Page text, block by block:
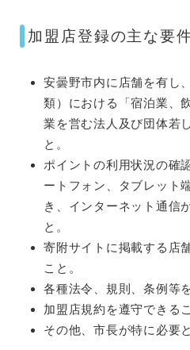
加盟店登録の主な要
安曇野市内に店舗を有し
類）における「宿泊業、
業を営む法人及び団体若
と。
ポイントの利用状況の確
ートフォン、タブレット
き、インターネット通信
と。
寄附サイトに掲載する店
こと。
各種法令、規則、条例等
加盟店規約を遵守できる
その他、市長が特に必要